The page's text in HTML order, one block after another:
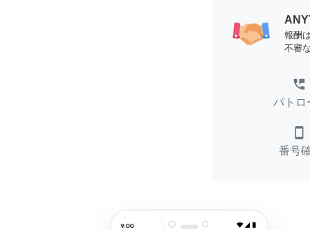
報酬
不審
perm_phone_msg
パトロ
smartphone
番号